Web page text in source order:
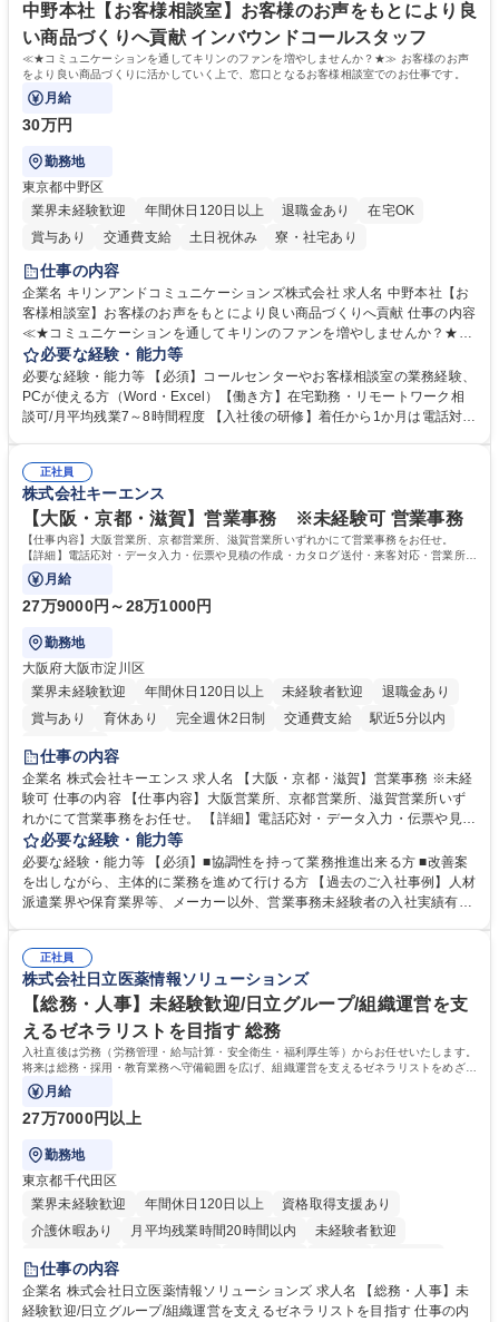
中野本社【お客様相談室】お客様のお声をもとにより良
い商品づくりへ貢献 インバウンドコールスタッフ
≪★コミュニケーションを通してキリンのファンを増やしませんか？★≫ お客様のお声
をより良い商品づくりに活かしていく上で、窓口となるお客様相談室でのお仕事です。
月給
30万円
勤務地
東京都中野区
業界未経験歓迎
年間休日120日以上 退職金あり
在宅OK
賞与あり
交通費支給 土日祝休み 寮・社宅あり
仕事の内容
企業名 キリンアンドコミュニケーションズ株式会社 求人名 中野本社【お
客様相談室】お客様のお声をもとにより良い商品づくりへ貢献 仕事の内容
≪★コミュニケーションを通してキリンのファンを増やしませんか？★≫
お客様のお声をより良い商品づくりに活かしていく上で、窓口となるお客
様相談室でのお仕事です。 日々お客様からいただくキリングループへのご
意見を、企業活動に活かしています。お客様からの声に迅速かつ誠意をも
って対応、情報提供するとともにグループ内活動に反映しています。 【具
平均100件前後■メール・手紙：同上40件前後 募集職種 中野本社【お客様
相談室】お客様のお声をもとにより良い商品づくりへ貢献
必要な経験・能力等
必要な経験・能力等 【必須】コールセンターやお客様相談室の業務経験、
PCが使える方（Word・Excel）【働き方】在宅勤務・リモートワーク相
談可/月平均残業7～8時間程度 【入社後の研修】着任から1か月は電話対応
すのでご安心ください。 【当社について】キリングループの広報機能を担
う会社として、お客様との出会いを大切にし、磨き上げたホスピタリティ
を込めてコミュニケーションをとりながら広報関連業務を行っておりま
す。 学歴・資格 学歴：大学院 大学 高専 短大 専修学校 高校 語学力： 資
格：
正社員
株式会社キーエンス
【大阪・京都・滋賀】営業事務 ※未経験可 営業事務
【仕事内容】大阪営業所、京都営業所、滋賀営業所いずれかにて営業事務をお任せ。
【詳細】電話応対・データ入力・伝票や見積の作成・カタログ送付・来客対応・営業所内
で発生する事務業務や業務改善をお任せ。
月給
27万9000円～28万1000円
勤務地
大阪府大阪市淀川区
業界未経験歓迎
年間休日120日以上 未経験者歓迎
退職金あり
賞与あり
育休あり 完全週休2日制 交通費支給
駅近5分以内
土日祝休み
仕事の内容
企業名 株式会社キーエンス 求人名 【大阪・京都・滋賀】営業事務 ※未経
験可 仕事の内容 【仕事内容】大阪営業所、京都営業所、滋賀営業所いず
れかにて営業事務をお任せ。 【詳細】電話応対・データ入力・伝票や見積
の作成・カタログ送付・来客対応・営業所内で発生する事務業務や業務改
善をお任せ。 【教育制度】ご入社後、育成担当とペアになりながらOJTに
て業務を覚えていただくことが可能です。業務システムがきちんと構築さ
れているため、スムーズに仕事に慣れることができる環境です。また、
募集職種 【大阪・京都・滋賀】営業事務 ※未経験可
必要な経験・能力等
必要な経験・能力等 【必須】■協調性を持って業務推進出来る方 ■改善案
を出しながら、主体的に業務を進めて行ける方 【過去のご入社事例】人材
派遣業界や保育業界等、メーカー以外、営業事務未経験者の入社実績有
えて、お客様や社員の状況に合わせ、能動的なサポート、改善の動きも期
待され。組織を支えるスペシャリストとして、チームに貢献し、結果的に
社員から頼られる存在になることができます。平均19:30の退勤以降の業
務の持ち帰りも禁止されており、メリハリのある働き方となります。 学
歴・資格 学歴：大学院 大学 高専 短大 語学力： 資格：
正社員
株式会社日立医薬情報ソリューションズ
【総務・人事】未経験歓迎/日立グループ/組織運営を支
えるゼネラリストを目指す 総務
入社直後は労務（労務管理・給与計算・安全衛生・福利厚生等）からお任せいたします。
将来は総務・採用・教育業務へ守備範囲を広げ、組織運営を支えるゼネラリストをめざせ
ます。
月給
27万7000円以上
勤務地
東京都千代田区
業界未経験歓迎
年間休日120日以上
資格取得支援あり
介護休暇あり
月平均残業時間20時間以内
未経験者歓迎
住宅手当あり
育休あり
完全週休2日制 交通費支給 土日祝休み 寮・社宅あり
仕事の内容
企業名 株式会社日立医薬情報ソリューションズ 求人名 【総務・人事】未
経験歓迎/日立グループ/組織運営を支えるゼネラリストを目指す 仕事の内